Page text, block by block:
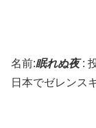
名前:眠れぬ夜:
日本でゼレンス